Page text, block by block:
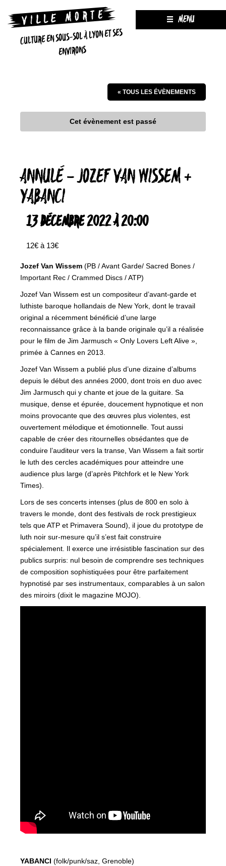
CULTURE EN SOUS-SOL À LYON ET SES
ENVIRONS
MENU
« TOUS LES ÉVÈNEMENTS
Cet évènement est passé
ANNULÉ – JOZEF VAN WISSEM +
YABANCI
13 DÉCEMBRE 2022 À 20:00
12€ à 13€
Jozef Van Wissem (PB / Avant Garde/ Sacred Bones /
Important Rec / Crammed Discs / ATP)
Jozef Van Wissem est un compositeur d’avant-garde et
luthiste baroque hollandais de New York, dont le travail
original a récemment bénéficié d’une large
reconnaissance grâce à la bande originale qu’il a réalisée
pour le film de Jim Jarmusch « Only Lovers Left Alive »,
primée à Cannes en 2013.
Jozef Van Wissem a publié plus d’une dizaine d’albums
depuis le début des années 2000, dont trois en duo avec
Jim Jarmusch qui y chante et joue de la guitare. Sa
musique, dense et épurée, doucement hypnotique et non
moins provocante que des œuvres plus violentes, est
ouvertement mélodique et émotionnelle. Tout aussi
capable de créer des ritournelles obsédantes que de
conduire l’auditeur vers la transe, Van Wissem a fait sortir
le luth des cercles académiques pour atteindre une
audience plus large (d’après Pitchfork et le New York
Times).
Lors de ses concerts intenses (plus de 800 en solo à
travers le monde, dont des festivals de rock prestigieux
tels que ATP et Primavera Sound), il joue du prototype de
luth noir sur-mesure qu’il s’est fait construire
spécialement. Il exerce une irrésistible fascination sur des
publics surpris: nul besoin de comprendre ses techniques
de composition sophistiquées pour être parfaitement
hypnotisé par ses instrumentaux, comparables à un salon
des miroirs (dixit le magazine MOJO).
YABANCI (folk/punk/saz, Grenoble)